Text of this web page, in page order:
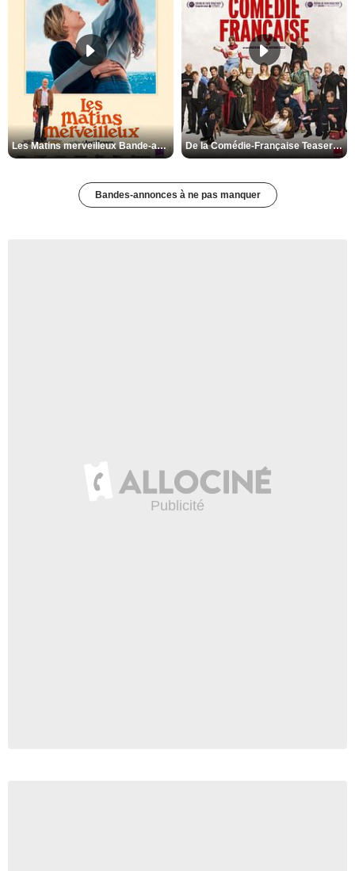
Les Matins merveilleux Bande-annonce VF De la Comédie-Française Teaser VF
Bandes-annonces à ne pas manquer